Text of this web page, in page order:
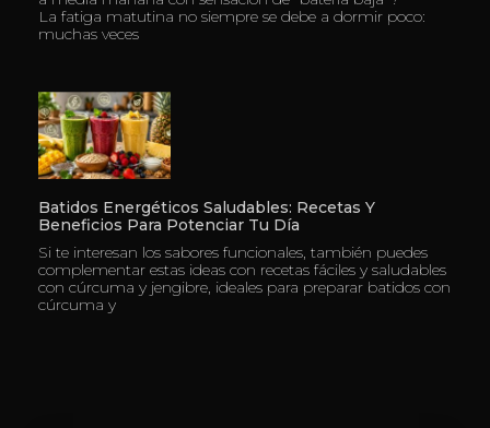
La fatiga matutina no siempre se debe a dormir poco:
muchas veces
Batidos Energéticos Saludables: Recetas Y
Beneficios Para Potenciar Tu Día
Si te interesan los sabores funcionales, también puedes
complementar estas ideas con recetas fáciles y saludables
con cúrcuma y jengibre, ideales para preparar batidos con
cúrcuma y